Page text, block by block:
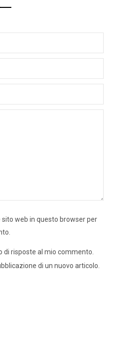
web in questo browser per
di risposte al mio commento.
di un nuovo articolo.